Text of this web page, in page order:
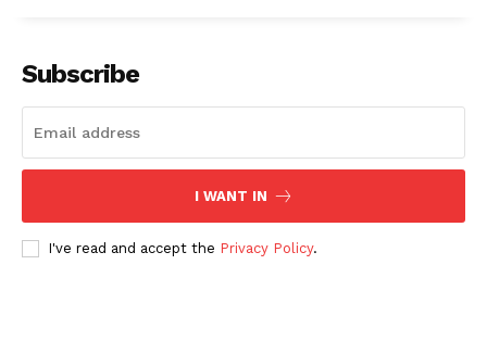
Subscribe
I WANT IN
I've read and accept the Privacy Policy.